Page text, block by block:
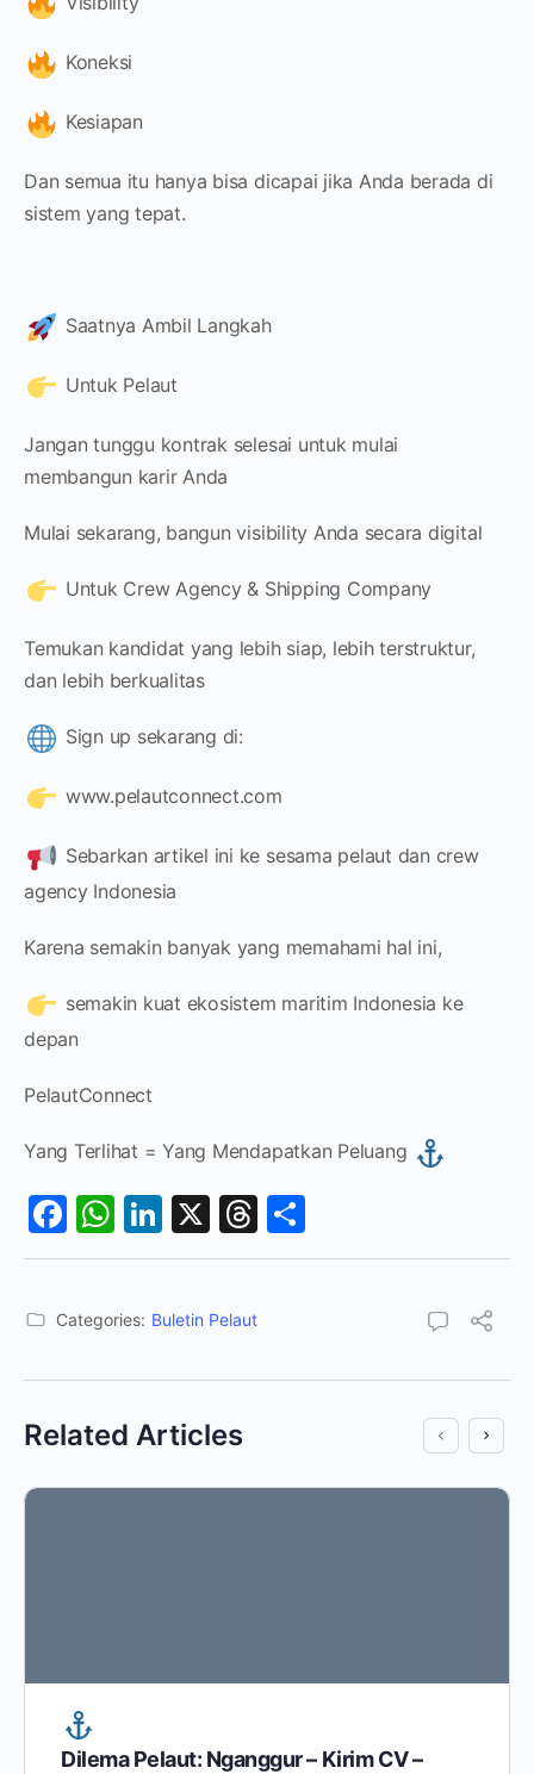
Koneksi
Kesiapan
Dan semua itu hanya bisa dicapai jika Anda berada di
sistem yang tepat.
Saatnya Ambil Langkah
Untuk Pelaut
Jangan tunggu kontrak selesai untuk mulai
membangun karir Anda
Mulai sekarang, bangun visibility Anda secara digital
Untuk Crew Agency & Shipping Company
Temukan kandidat yang lebih siap, lebih terstruktur,
dan lebih berkualitas
Sign up sekarang di:
www.pelautconnect.com
Sebarkan artikel ini ke sesama pelaut dan crew
agency Indonesia
Karena semakin banyak yang memahami hal ini,
semakin kuat ekosistem maritim Indonesia ke
depan
PelautConnect
Yang Terlihat = Yang Mendapatkan Peluang
Facebook
WhatsApp
LinkedIn
X Threads
Categories: Buletin Pelaut
Related Articles
Dilema Pelaut: Nganggur – Kirim CV –